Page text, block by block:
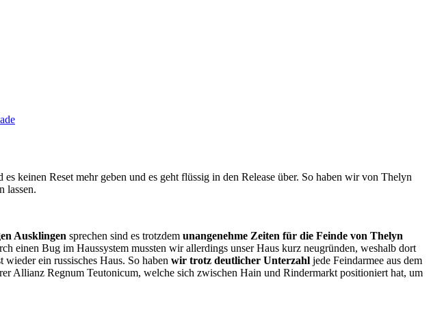
keinen Reset mehr geben und es geht flüssig in den Release über. So haben wir von Thelyn
lassen.
Ausklingen sprechen sind es trotzdem unangenehme Zeiten für die Feinde von Thelyn
einen Bug im Haussystem mussten wir allerdings unser Haus kurz neugründen, weshalb dort
ein russisches Haus. So haben wir trotz deutlicher Unterzahl jede Feindarmee aus dem
Allianz Regnum Teutonicum, welche sich zwischen Hain und Rindermarkt positioniert hat, um